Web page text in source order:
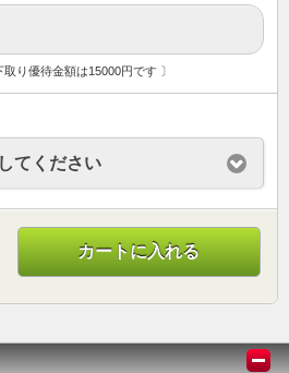
取り優待金額は15000円です 〕
てください
カートに入れる